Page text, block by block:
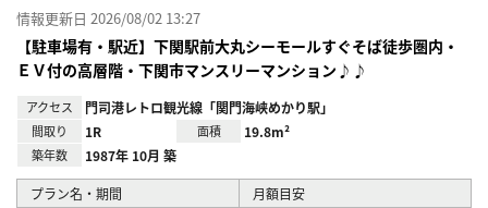
情報更新日 2026/08/02 13:27
【駐車場有・駅近】下関駅前大丸シーモールすぐそば徒歩圏内・
ＥＶ付の高層階・下関市マンスリーマンション♪♪
アクセス 門司港レトロ観光線「関門海峡めかり駅」
間取り 1R 面積 19.8m²
築年数 1987年 10月 築
プラン名・期間 月額目安